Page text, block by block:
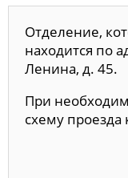
Отделение,
находится по
Ленина, д. 45.
При
схему